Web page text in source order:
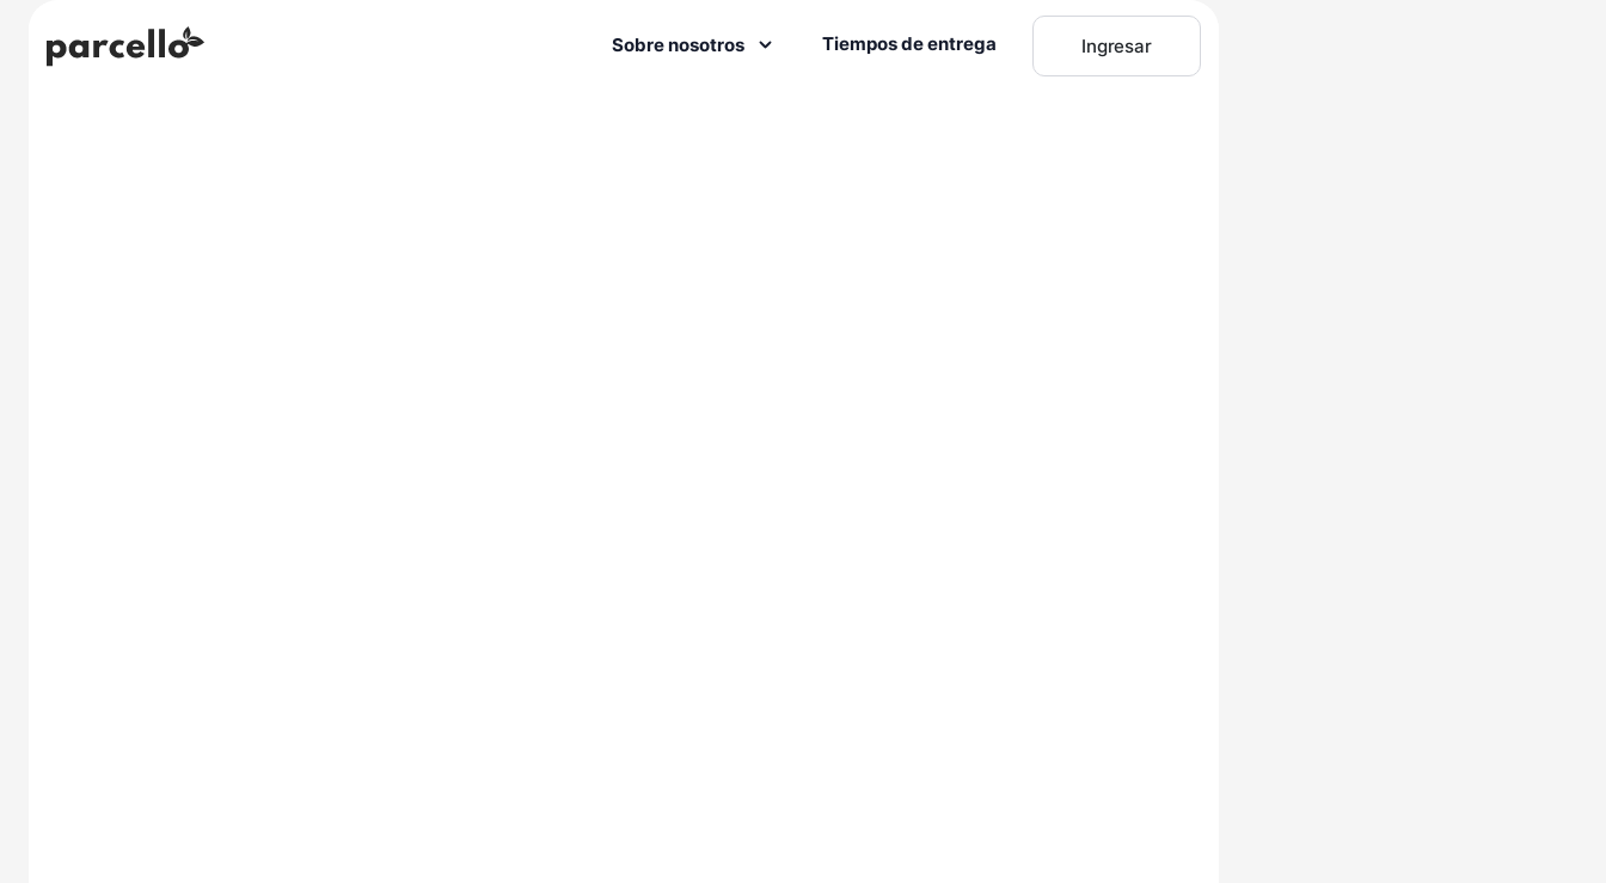
Sobre nosotros Tiempos de entrega Ingresar